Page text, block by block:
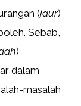
(jaur)
Sebab,
)
dalam
masalah